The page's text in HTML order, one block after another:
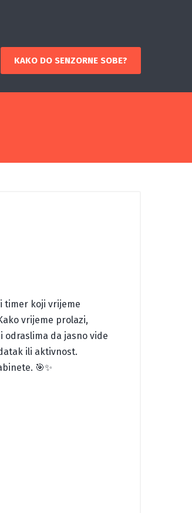
KAKO DO SENZORNE SOBE?
timer koji vrijeme
vrijeme prolazi,
odraslima da jasno vide
ili aktivnost.
🎯✨